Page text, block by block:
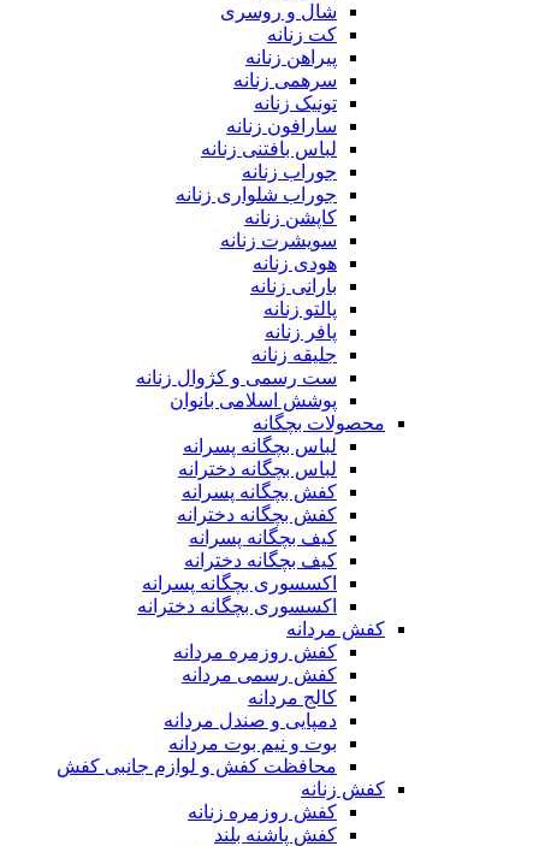
شال و روسری
کت زنانه
پیراهن زنانه
سرهمی زنانه
تونیک زنانه
سارافون زنانه
لباس بافتنی زنانه
جوراب زنانه
جوراب شلواری زنانه
کاپشن زنانه
سویشرت زنانه
هودی زنانه
بارانی زنانه
پالتو زنانه
پافر زنانه
جلیقه زنانه
ست رسمی و کژوال زنانه
پوشش اسلامی بانوان
محصولات بچگانه
لباس بچگانه پسرانه
لباس بچگانه دخترانه
کفش بچگانه پسرانه
کفش بچگانه دخترانه
کیف بچگانه پسرانه
کیف بچگانه دخترانه
اکسسوری بچگانه پسرانه
اکسسوری بچگانه دخترانه
کفش مردانه
کفش روزمره مردانه
کفش رسمی مردانه
کالج مردانه
دمپایی و صندل مردانه
بوت و نیم بوت مردانه
محافظت کفش و لوازم جانبی کفش
کفش زنانه
کفش روزمره زنانه
کفش پاشنه بلند